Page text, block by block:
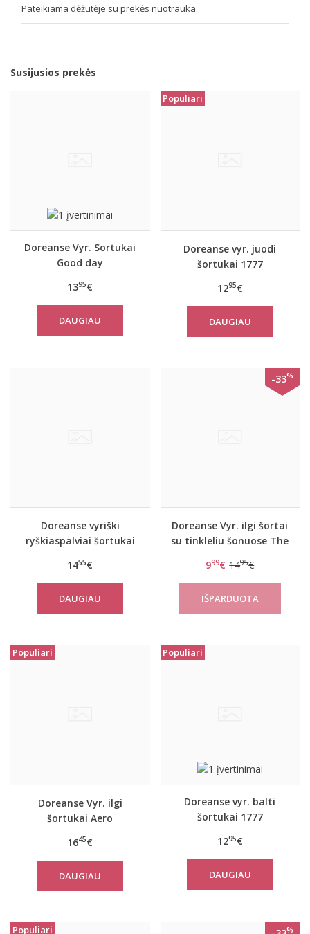
Pateikiama dėžutėje su prekės nuotrauka.
Susijusios prekės
Doreanse Vyr. Sortukai
Good day
1395€
DAUGIAU
Populiari
Doreanse vyr. juodi
šortukai 1777
1295€
DAUGIAU
Doreanse vyriški
ryškiaspalviai šortukai
1455€
DAUGIAU
-33%
Doreanse Vyr. ilgi šortai
su tinkleliu šonuose The
999€ 1495€
Populiari
Doreanse Vyr. ilgi
šortukai Aero
1645€
DAUGIAU
Populiari
Doreanse vyr. balti
šortukai 1777
1295€
DAUGIAU
Populiari %